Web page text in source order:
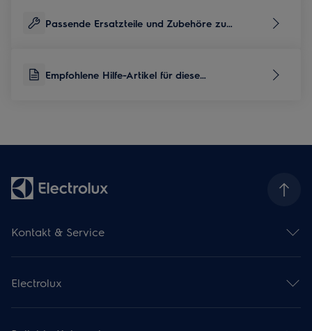
Passende Ersatzteile und Zubehöre zu
Empfohlene Hilfe-Artikel für diese
Kontakt & Service
Serviceübersicht
Reparaturservice
Garantieverlängerung
Electrolux
Kataloge & Broschüren